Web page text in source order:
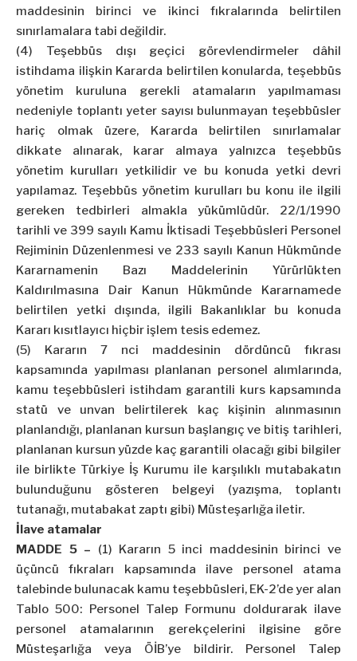
maddesinin birinci ve ikinci fıkralarında belirtilen
sınırlamalara tabi değildir.
(4) Teşebbüs dışı geçici görevlendirmeler dâhil
istihdama ilişkin Kararda belirtilen konularda, teşebbüs
yönetim kuruluna gerekli atamaların yapılmaması
nedeniyle toplantı yeter sayısı bulunmayan teşebbüsler
hariç olmak üzere, Kararda belirtilen sınırlamalar
dikkate alınarak, karar almaya yalnızca teşebbüs
yönetim kurulları yetkilidir ve bu konuda yetki devri
yapılamaz. Teşebbüs yönetim kurulları bu konu ile ilgili
gereken tedbirleri almakla yükümlüdür. 22/1/1990
tarihli ve 399 sayılı Kamu İktisadi Teşebbüsleri Personel
Rejiminin Düzenlenmesi ve 233 sayılı Kanun Hükmünde
Kararnamenin Bazı Maddelerinin Yürürlükten
Kaldırılmasına Dair Kanun Hükmünde Kararnamede
belirtilen yetki dışında, ilgili Bakanlıklar bu konuda
Kararı kısıtlayıcı hiçbir işlem tesis edemez.
(5) Kararın 7 nci maddesinin dördüncü fıkrası
kapsamında yapılması planlanan personel alımlarında,
kamu teşebbüsleri istihdam garantili kurs kapsamında
statü ve unvan belirtilerek kaç kişinin alınmasının
planlandığı, planlanan kursun başlangıç ve bitiş tarihleri,
planlanan kursun yüzde kaç garantili olacağı gibi bilgiler
ile birlikte Türkiye İş Kurumu ile karşılıklı mutabakatın
bulunduğunu gösteren belgeyi (yazışma, toplantı
tutanağı, mutabakat zaptı gibi) Müsteşarlığa iletir.
İlave atamalar
MADDE 5 – (1) Kararın 5 inci maddesinin birinci ve
üçüncü fıkraları kapsamında ilave personel atama
talebinde bulunacak kamu teşebbüsleri, EK-2’de yer alan
Tablo 500: Personel Talep Formunu doldurarak ilave
personel atamalarının gerekçelerini ilgisine göre
Müsteşarlığa veya ÖİB’ye bildirir. Personel Talep